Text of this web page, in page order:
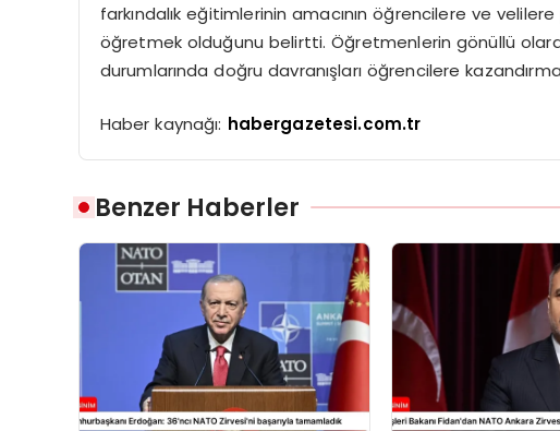
farkındalık eğitimlerinin amacının öğrencilere ve
öğretmek olduğunu belirtti. Öğretmenlerin gönüllü
durumlarında doğru davranışları öğrencilere
Haber kaynağı: habergazetesi.com.tr
Benzer Haberler